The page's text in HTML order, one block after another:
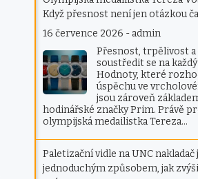
Když přesnost není jen otázkou
16 července 2026 - admin
Přesnost, trpělivost
soustředit se na
Hodnoty, které
úspěchu ve
jsou zároveň
hodinářské značky Prim. Právě
olympijská medailistka Tereza…
Paletizační vidle na UNC nakladač
jednoduchým způsobem, jak